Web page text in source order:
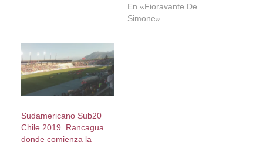
En «Fioravante De
Simone»
Sudamericano Sub20
Chile 2019. Rancagua
donde comienza la